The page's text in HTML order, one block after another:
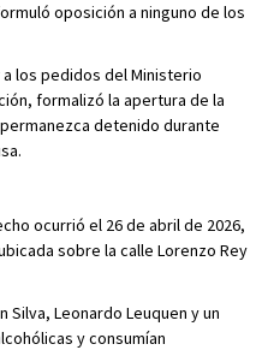
oposición a ninguno de los
los pedidos del Ministerio
formalizó la apertura de la
detenido durante
ocurrió el 26 de abril de 2026,
sobre la calle Lorenzo Rey
Silva, Leonardo Leuquen y un
y consumían